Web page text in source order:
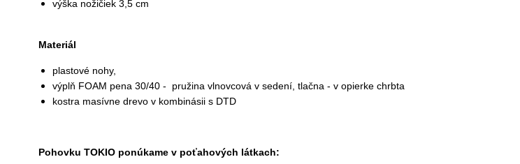
výška nožičiek 3,5 cm
Materiál
plastové nohy,
výplň FOAM pena 30/40 - pružina vlnovcová v sedení, tlačna - v opierke chrbta
kostra masívne drevo v kombinásii s DTD
Pohovku TOKIO ponúkame v poťahových látkach: